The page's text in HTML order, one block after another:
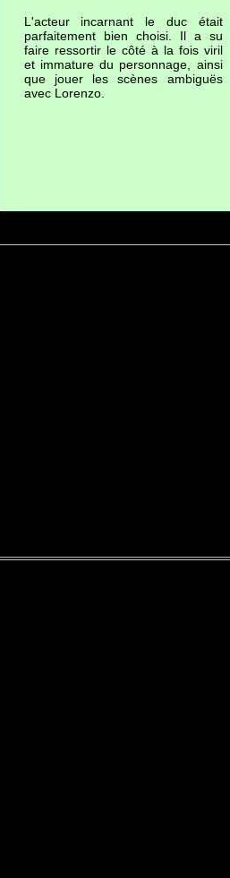
L'acteur incarnant le duc était
parfaitement bien choisi. Il a su
faire ressortir le côté à la fois viril
et immature du personnage, ainsi
que jouer les scènes ambiguës
avec Lorenzo.